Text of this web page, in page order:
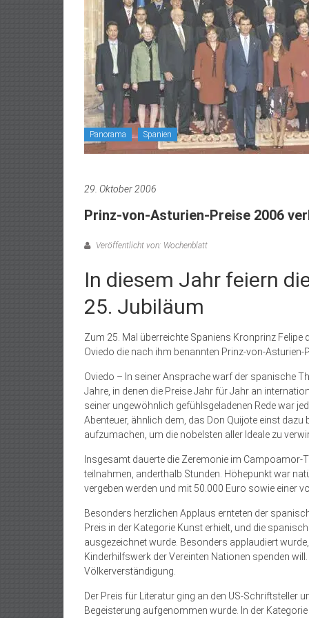
Panorama Spanien
29. Oktober 2006
Prinz-von-Asturien-Preise 2006
Veröffentlicht von: Wochenblatt
In diesem Jahr feiern
25. Jubiläum
Zum 25. Mal überreichte Spaniens Kronprinz
Oviedo die nach ihm benannten Prinz-von-Asturien-
Oviedo – In seiner Ansprache warf der spanische
Jahre, in denen die Preise Jahr für Jahr an
seiner ungewöhnlich gefühlsgeladenen Rede war
Abenteuer, ähnlich dem, das Don Quijote einst
aufzumachen, um die nobelsten aller Ideale zu
Insgesamt dauerte die Zeremonie im Campoamor-
teilnahmen, anderthalb Stunden. Höhepunkt war
vergeben werden und mit 50.000 Euro sowie einer
Besonders herzlichen Applaus ernteten der
Preis in der Kategorie Kunst erhielt, und die
ausgezeichnet wurde. Besonders applaudiert
Kinderhilfswerk der Vereinten Nationen spenden
Völkerverständigung.
Der Preis für Literatur ging an den US-Schriftsteller
Begeisterung aufgenommen wurde. In der